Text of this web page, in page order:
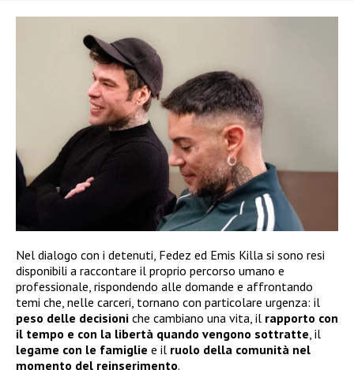
Nel dialogo con i detenuti, Fedez ed Emis Killa si sono resi
disponibili a raccontare il proprio percorso umano e
professionale, rispondendo alle domande e affrontando
temi che, nelle carceri, tornano con particolare urgenza: il
peso delle decisioni che cambiano una vita, il rapporto con
il tempo e con la libertà quando vengono sottratte , il
legame con le famiglie e il ruolo della comunità nel
momento del reinserimento.